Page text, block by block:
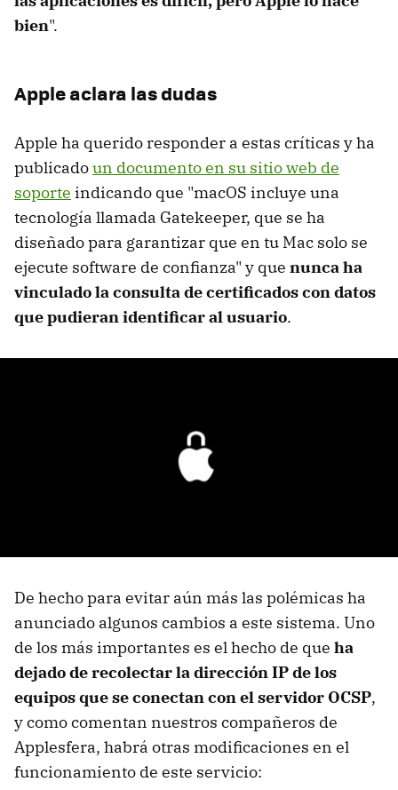
bien".
Apple aclara las dudas
Apple ha querido responder a estas críticas y ha
publicadoun documento en su sitio web de
soporte indicando que "macOS incluye una
tecnología llamada Gatekeeper, que se ha
diseñado para garantizar que en tu Mac solo se
ejecute software de confianza" y que nunca ha
vinculado la consulta de certificados con datos
que pudieran identificar al usuario.
De hecho para evitar aún más las polémicas ha
anunciado algunos cambios a este sistema. Uno
de los más importantes es el hecho de que ha
dejado de recolectar la dirección IP de los
equipos que se conectan con el servidor OCSP,
y como comentan nuestros compañeros de
Applesfera, habrá otras modificaciones en el
funcionamiento de este servicio: